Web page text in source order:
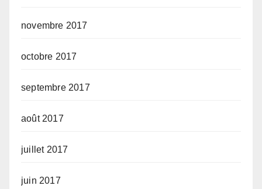
novembre 2017
octobre 2017
septembre 2017
août 2017
juillet 2017
juin 2017